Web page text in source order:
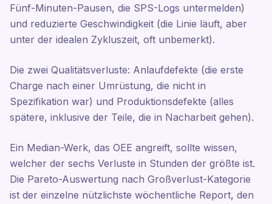
Fünf-Minuten-Pausen, die SPS-Logs untermelden)
und reduzierte Geschwindigkeit (die Linie läuft, aber
unter der idealen Zykluszeit, oft unbemerkt).
Die zwei Qualitätsverluste: Anlaufdefekte (die erste
Charge nach einer Umrüstung, die nicht in
Spezifikation war) und Produktionsdefekte (alles
spätere, inklusive der Teile, die in Nacharbeit gehen).
Ein Median-Werk, das OEE angreift, sollte wissen,
welcher der sechs Verluste in Stunden der größte ist.
Die Pareto-Auswertung nach Großverlust-Kategorie
ist der einzelne nützlichste wöchentliche Report, den